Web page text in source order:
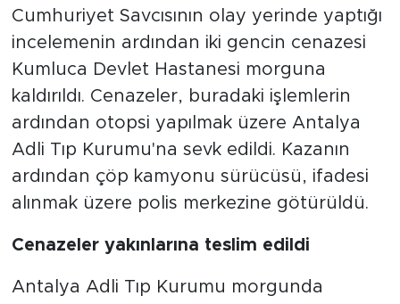
Cumhuriyet Savcısının olay yerinde yaptığı
incelemenin ardından iki gencin cenazesi
Kumluca Devlet Hastanesi morguna
kaldırıldı. Cenazeler, buradaki işlemlerin
ardından otopsi yapılmak üzere Antalya
Adli Tıp Kurumu'na sevk edildi. Kazanın
ardından çöp kamyonu sürücüsü, ifadesi
alınmak üzere polis merkezine götürüldü.
Cenazeler yakınlarına teslim edildi
Antalya Adli Tıp Kurumu morgunda